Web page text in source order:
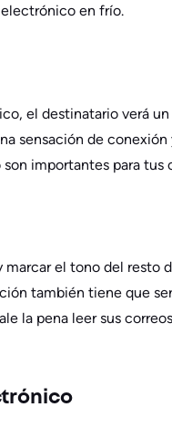
en frío.
el destinatario verá
sensación de
importantes para
el tono del resto
también tiene que
la pena leer sus